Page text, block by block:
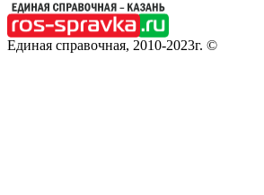
Единая справочная, 2010-2023г. ©